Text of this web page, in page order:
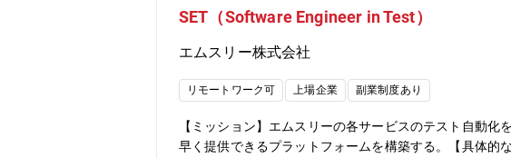
SET（Software Engineer in Test）
エムスリー株式会社
リモートワーク可 上場企業 副業制度あり
【ミッション】エムスリーの各サービスのテスト自動
早く提供できるプラットフォームを構築する。【具体的